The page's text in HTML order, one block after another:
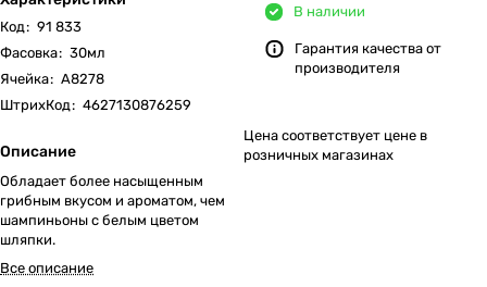
Код: 91 833
Фасовка: 30мл
Ячейка: А8278
ШтрихКод: 4627130876259
Описание
Обладает более насыщенным
грибным вкусом и ароматом, чем
шампиньоны с белым цветом
шляпки.
Все описание
В наличии
Гарантия качества от
производителя
Цена соответствует цене в
розничных магазинах